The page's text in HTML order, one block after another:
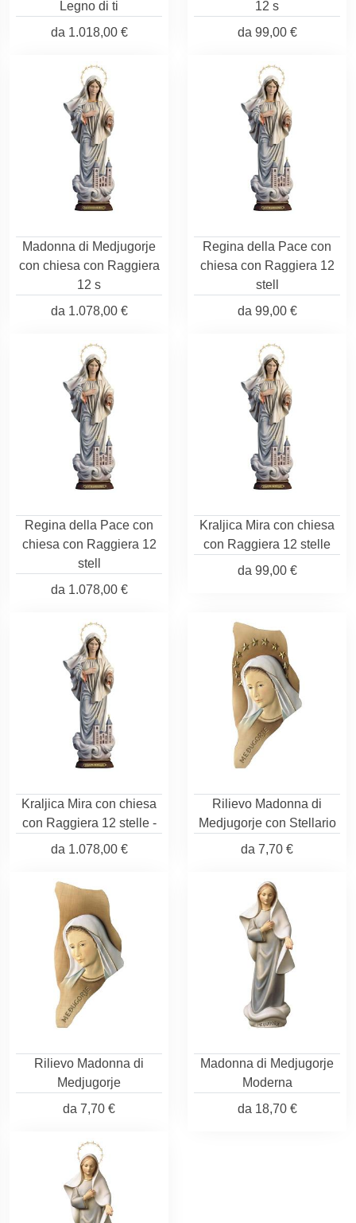
Legno di ti
da 1.018,00 €
12 s
da 99,00 €
Madonna di Medjugorje
con chiesa con Raggiera
12 s
da 1.078,00 €
Regina della Pace con
chiesa con Raggiera 12
stell
da 99,00 €
Regina della Pace con
chiesa con Raggiera 12
stell
da 1.078,00 €
Kraljica Mira con chiesa
con Raggiera 12 stelle
da 99,00 €
Kraljica Mira con chiesa
con Raggiera 12 stelle -
da 1.078,00 €
Rilievo Madonna di
Medjugorje con Stellario
da 7,70 €
Rilievo Madonna di
Medjugorje
da 7,70 €
Madonna di Medjugorje
Moderna
da 18,70 €